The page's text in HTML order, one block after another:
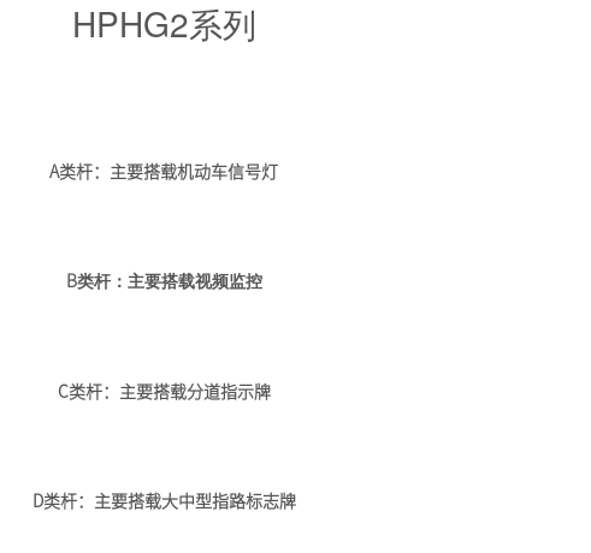
HPHG2系列
A类杆：主要搭载机动车信号灯
B类杆：主要搭载视频监控
C类杆：主要搭载分道指示牌
D类杆：主要搭载大中型指路标志牌